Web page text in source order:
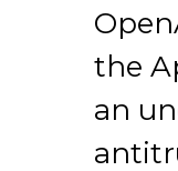
the
an